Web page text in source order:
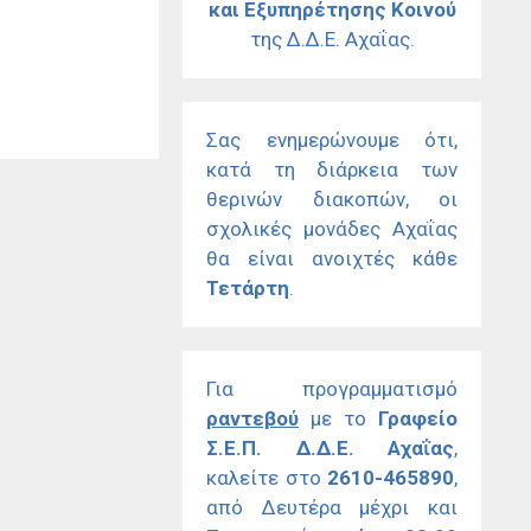
και Εξυπηρέτησης Κοινού
της Δ.Δ.Ε. Αχαΐας.
Σας ενημερώνουμε ότι,
κατά τη διάρκεια των
θερινών διακοπών, οι
σχολικές μονάδες Αχαΐας
θα είναι ανοιχτές κάθε
Τετάρτη.
Για προγραμματισμό
ραντεβού με το Γραφείο
Σ.Ε.Π. Δ.Δ.Ε. Αχαΐας,
καλείτε στο 2610-465890,
από Δευτέρα μέχρι και